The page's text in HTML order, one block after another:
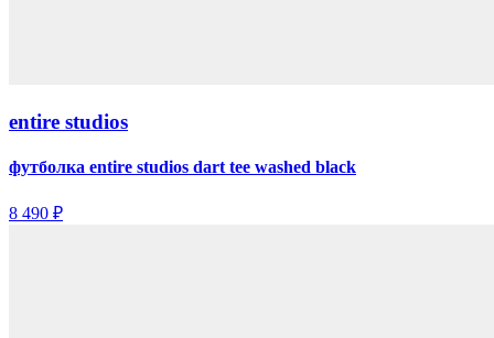
entire studios
футболка entire studios dart tee washed black
8 490 ₽